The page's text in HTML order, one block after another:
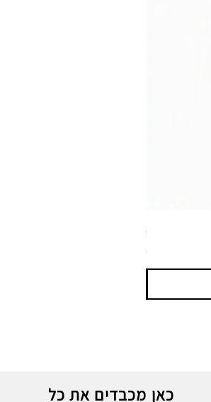
ספריי צבע שחור לטמבון MTN WEPRO Bumper Paint
מחיר
כאן מכבדים את כל